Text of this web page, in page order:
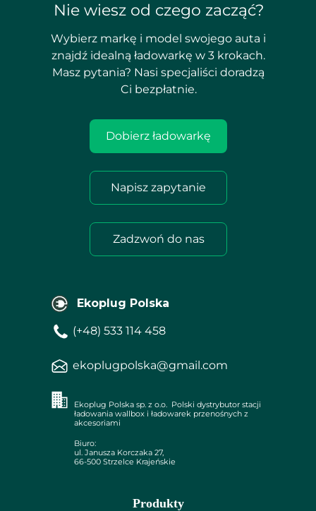
Nie wiesz od czego zacząć?
Napisz zapytanie
Zadzwoń do nas
Dobierz ładowarkę
Wybierz markę i model swojego auta i
znajdź idealną ładowarkę w 3 krokach.
Masz pytania? Nasi specjaliści doradzą
Ci bezpłatnie.
Produkty
(+48) 533 114 458
ekoplugpolska@gmail.com
Ekoplug Polska sp. z o.o. Polski dystrybutor stacji
ładowania wallbox i ładowarek przenośnych z
akcesoriami
Biuro:
ul. Janusza Korczaka 27,
66-500 Strzelce Krajeńskie
Ekoplug Polska